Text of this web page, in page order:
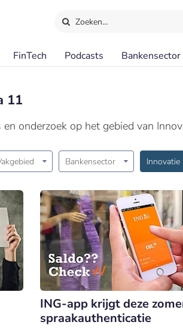
Zoeken…
FinTech Podcasts Bankensector
11
onderzoek op het gebied van
Bankensector Innovatie
ING-app krijgt deze
spraakauthenticatie